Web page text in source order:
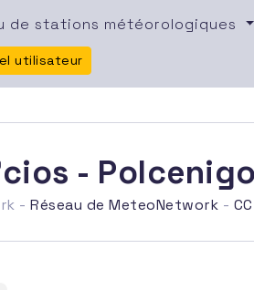
de stations météorologiques
utilisateur
-
-Réseau de MeteoNetwork -